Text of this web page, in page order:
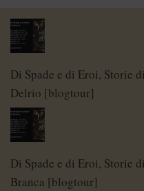
Di Spade e di Eroi, Storie
Delrio [blogtour]
Di Spade e di Eroi, Storie
Branca [blogtour]